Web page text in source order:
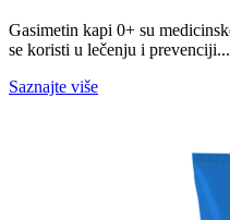
Gasimetin kapi 0+ su
se koristi u lečenju i prevenciji...
Saznajte više